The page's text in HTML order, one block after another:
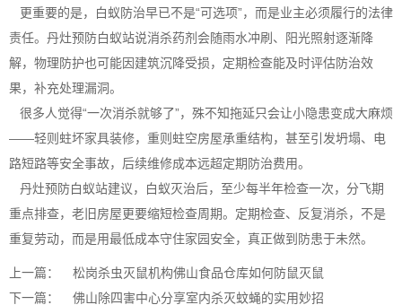
更重要的是，白蚁防治早已不是“可选项”，而是业主必须履行的法律
责任。丹灶预防白蚁站说消杀药剂会随雨水冲刷、阳光照射逐渐降
解，物理防护也可能因建筑沉降受损，定期检查能及时评估防治效
果，补充处理漏洞。
很多人觉得“一次消杀就够了”，殊不知拖延只会让小隐患变成大麻烦
——轻则蛀坏家具装修，重则蛀空房屋承重结构，甚至引发坍塌、电
路短路等安全事故，后续维修成本远超定期防治费用。
丹灶预防白蚁站建议，白蚁灭治后，至少每半年检查一次，分飞期
重点排查，老旧房屋更要缩短检查周期。定期检查、反复消杀，不是
重复劳动，而是用最低成本守住家园安全，真正做到防患于未然。
上一篇：
松岗杀虫灭鼠机构佛山食品仓库如何防鼠灭鼠
下一篇：
佛山除四害中心分享室内杀灭蚊蝇的实用妙招